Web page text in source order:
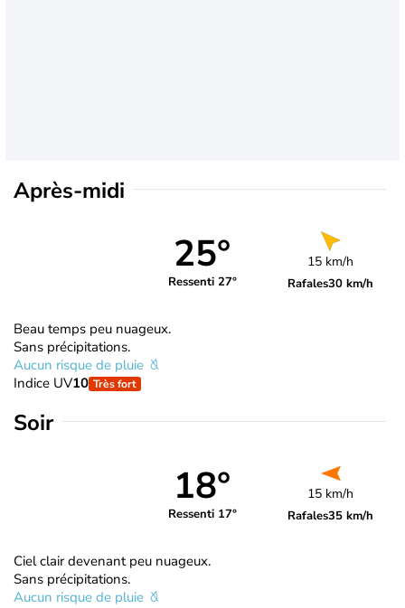
Après-midi
25°
Ressenti 27°
15 km/h
Rafales30 km/h
Beau temps peu nuageux.
Sans précipitations.
Aucun risque de pluie
Indice UV10 Très fort
Soir
18°
Ressenti 17°
15 km/h
Rafales35 km/h
Ciel clair devenant peu nuageux.
Sans précipitations.
Aucun risque de pluie